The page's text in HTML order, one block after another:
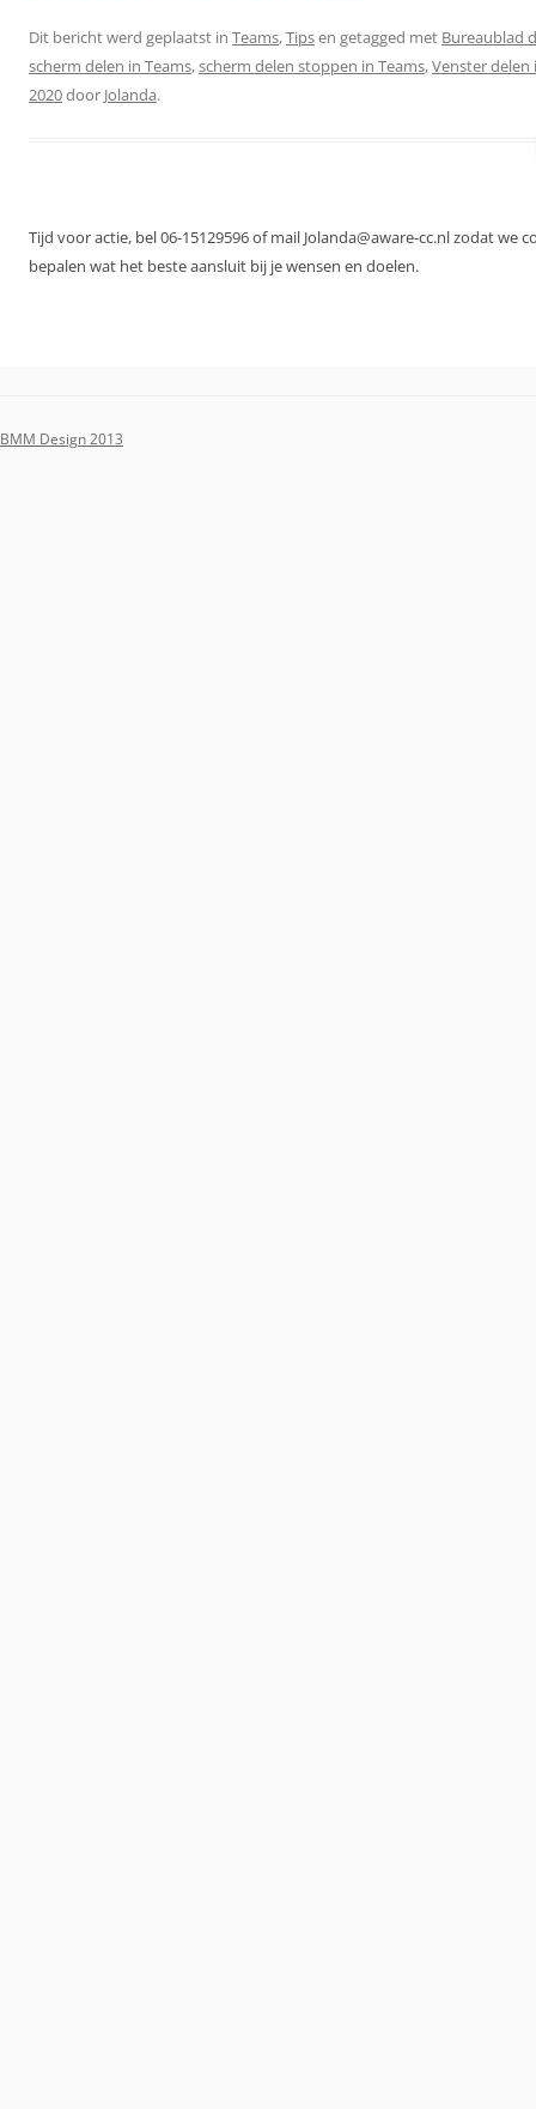
Dit bericht werd geplaatst in Teams,Tipsen getagged met Bureaublad
scherm delen in Teams,scherm delen stoppen in Teams,Venster delen
2020door Jolanda.
Tijd voor actie, bel 06-15129596 of mail Jolanda@aware-cc.nl zodat we
bepalen wat het beste aansluit bij je wensen en doelen.
BMM Design 2013